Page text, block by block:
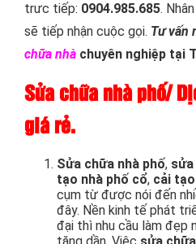
trưc tiếp: 0904.985.685.
sẽ tiếp nhận cuộc gọi. Tư vấn
chữa nhà chuyên nghiệp tại
Sửa chữa nhà phố/
giá rẻ.
Sửa chữa nhà phố,
tạo nhà phố cổ, cải
cụm từ được nói đến
đây. Nền kinh tế phát
đại thì nhu cầu làm đẹp